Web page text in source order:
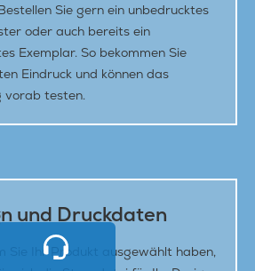
Sie gern ein unbedrucktes
oder auch bereits ein
Exemplar. So bekommen Sie
Eindruck und können das
vorab testen.
und Druckdaten
Sie Ihr Produkt ausgewählt haben,